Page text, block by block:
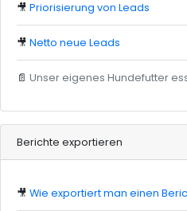
🎥Priorisierung von Leads
🎥Netto neue Leads
📄Unser eigenes Hundefutter
Berichte exportieren
🎥Wie exportiert man einen